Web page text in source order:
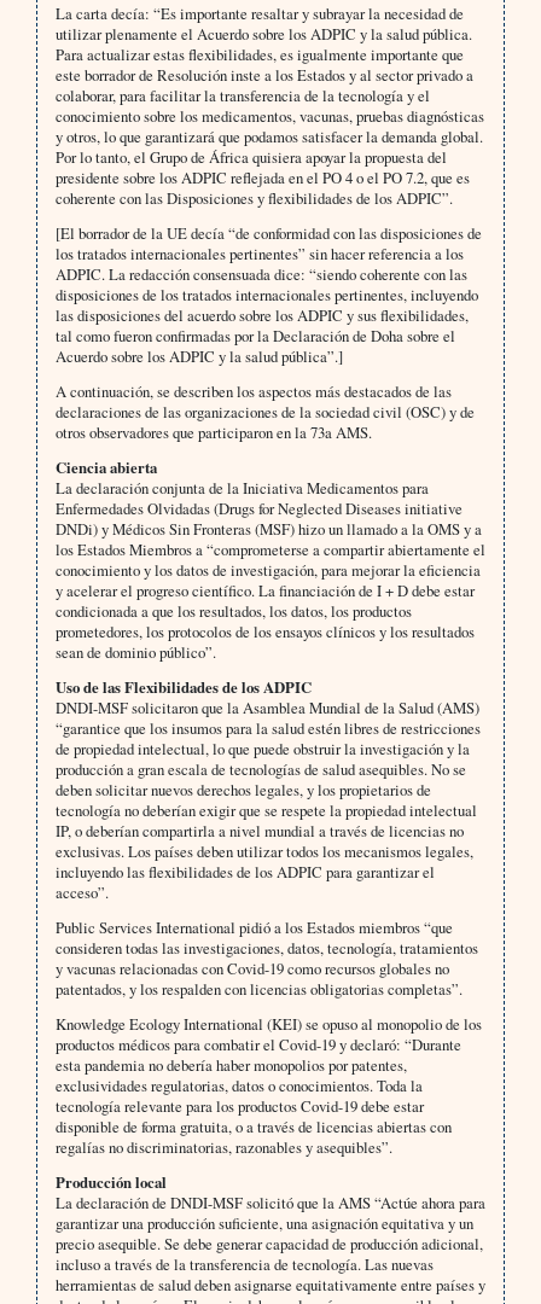
La carta decía: “Es importante resaltar y subrayar la necesidad de
utilizar plenamente el Acuerdo sobre los ADPIC y la salud pública.
Para actualizar estas flexibilidades, es igualmente importante que
este borrador de Resolución inste a los Estados y al sector privado a
colaborar, para facilitar la transferencia de la tecnología y el
conocimiento sobre los medicamentos, vacunas, pruebas diagnósticas
y otros, lo que garantizará que podamos satisfacer la demanda global.
Por lo tanto, el Grupo de África quisiera apoyar la propuesta del
presidente sobre los ADPIC reflejada en el PO 4 o el PO 7.2, que es
coherente con las Disposiciones y flexibilidades de los ADPIC”.
[El borrador de la UE decía “de conformidad con las disposiciones de
los tratados internacionales pertinentes” sin hacer referencia a los
ADPIC. La redacción consensuada dice: “siendo coherente con las
disposiciones de los tratados internacionales pertinentes, incluyendo
las disposiciones del acuerdo sobre los ADPIC y sus flexibilidades,
tal como fueron confirmadas por la Declaración de Doha sobre el
Acuerdo sobre los ADPIC y la salud pública”.]
A continuación, se describen los aspectos más destacados de las
declaraciones de las organizaciones de la sociedad civil (OSC) y de
otros observadores que participaron en la 73a AMS.
Ciencia abierta
La declaración conjunta de la Iniciativa Medicamentos para
Enfermedades Olvidadas (Drugs for Neglected Diseases initiative
DNDi) y Médicos Sin Fronteras (MSF) hizo un llamado a la OMS y a
los Estados Miembros a “comprometerse a compartir abiertamente el
conocimiento y los datos de investigación, para mejorar la eficiencia
y acelerar el progreso científico. La financiación de I + D debe estar
condicionada a que los resultados, los datos, los productos
prometedores, los protocolos de los ensayos clínicos y los resultados
sean de dominio público”.
Uso de las Flexibilidades de los ADPIC
DNDI-MSF solicitaron que la Asamblea Mundial de la Salud (AMS)
“garantice que los insumos para la salud estén libres de restricciones
de propiedad intelectual, lo que puede obstruir la investigación y la
producción a gran escala de tecnologías de salud asequibles. No se
deben solicitar nuevos derechos legales, y los propietarios de
tecnología no deberían exigir que se respete la propiedad intelectual
IP, o deberían compartirla a nivel mundial a través de licencias no
exclusivas. Los países deben utilizar todos los mecanismos legales,
incluyendo las flexibilidades de los ADPIC para garantizar el
acceso”.
Public Services International pidió a los Estados miembros “que
consideren todas las investigaciones, datos, tecnología, tratamientos
y vacunas relacionadas con Covid-19 como recursos globales no
patentados, y los respalden con licencias obligatorias completas”.
Knowledge Ecology International (KEI) se opuso al monopolio de los
productos médicos para combatir el Covid-19 y declaró: “Durante
esta pandemia no debería haber monopolios por patentes,
exclusividades regulatorias, datos o conocimientos. Toda la
tecnología relevante para los productos Covid-19 debe estar
disponible de forma gratuita, o a través de licencias abiertas con
regalías no discriminatorias, razonables y asequibles”.
Producción local
La declaración de DNDI-MSF solicitó que la AMS “Actúe ahora para
garantizar una producción suficiente, una asignación equitativa y un
precio asequible. Se debe generar capacidad de producción adicional,
incluso a través de la transferencia de tecnología. Las nuevas
herramientas de salud deben asignarse equitativamente entre países y